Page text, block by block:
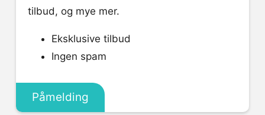
tilbud, og mye mer.
Eksklusive tilbud
Ingen spam
Påmelding